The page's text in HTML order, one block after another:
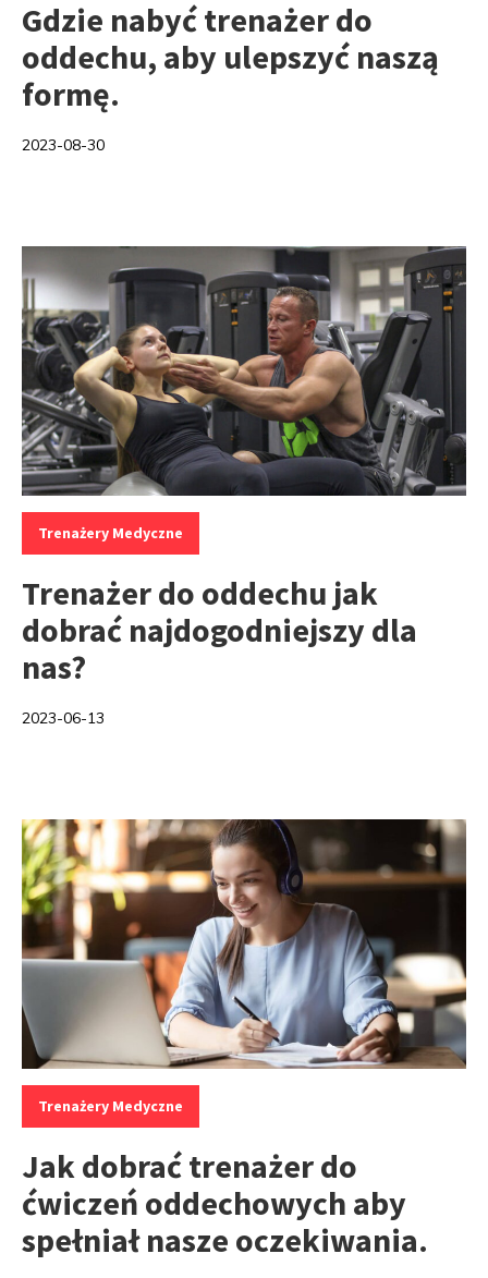
Gdzie nabyć trenażer do
oddechu, aby ulepszyć naszą
formę.
2023-08-30
Kategorie:
Trenażery Medyczne
Trenażer do oddechu jak
dobrać najdogodniejszy dla
nas?
2023-06-13
Kategorie:
Trenażery Medyczne
Jak dobrać trenażer do
ćwiczeń oddechowych aby
spełniał nasze oczekiwania.